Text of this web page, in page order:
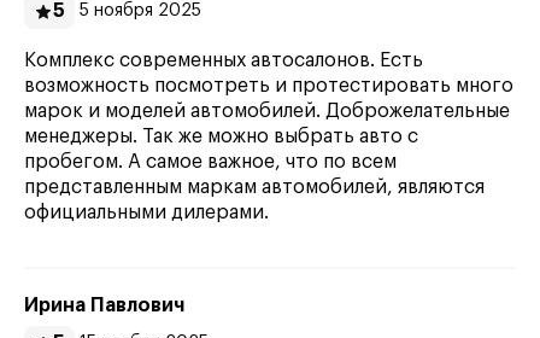
5
5 ноября 2025
Комплекс современных автосалонов. Есть
возможность посмотреть и протестировать много
марок и моделей автомобилей. Доброжелательные
менеджеры. Так же можно выбрать авто с
пробегом. А самое важное, что по всем
представленным маркам автомобилей, являются
официальными дилерами.
Ирина Павлович